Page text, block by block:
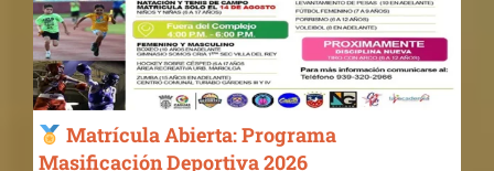
Matrícula Abierta: Programa
Masificación Deportiva 2026